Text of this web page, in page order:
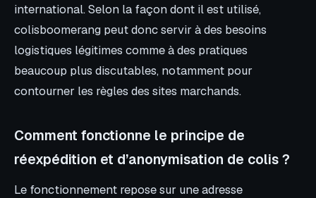
international. Selon la façon dont il est utilisé,
colisboomerang peut donc servir à des besoins
logistiques légitimes comme à des pratiques
beaucoup plus discutables, notamment pour
contourner les règles des sites marchands.
Comment fonctionne le principe de
réexpédition et d’anonymisation de colis ?
Le fonctionnement repose sur une adresse